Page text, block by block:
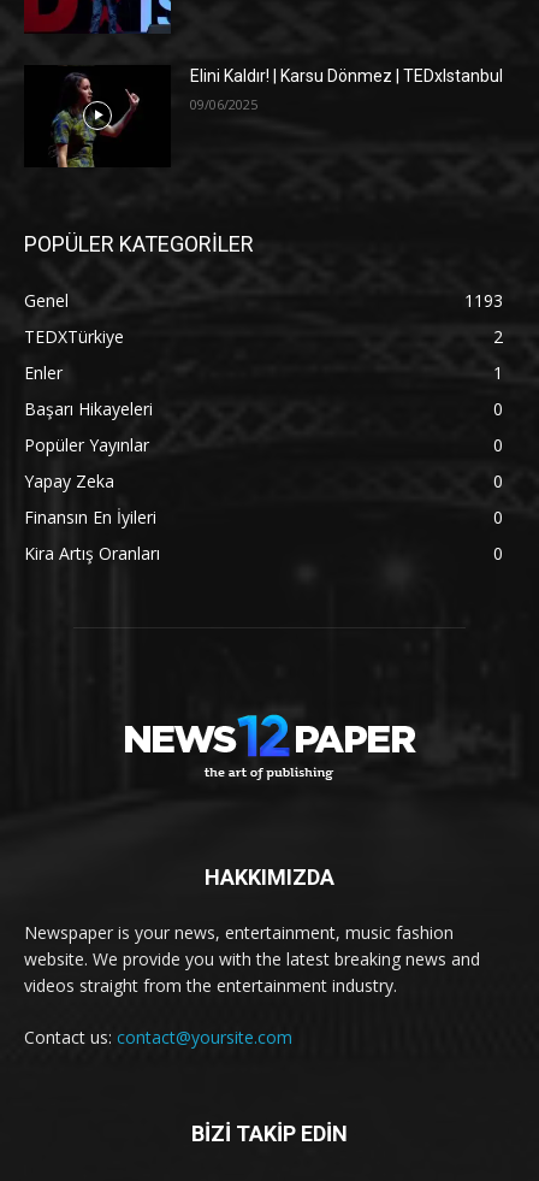
Elini Kaldır! | Karsu Dönmez | TEDxIstanbul
09/06/2025
POPÜLER KATEGORİLER
Genel
1193
TEDXTürkiye
2
Enler
1
Başarı Hikayeleri
0
Popüler Yayınlar
0
Yapay Zeka
0
Finansın En İyileri
0
Kira Artış Oranları
0
HAKKIMIZDA
Newspaper is your news, entertainment, music fashion
website. We provide you with the latest breaking news and
videos straight from the entertainment industry.
Contact us: contact@yoursite.com
BİZİ TAKİP EDİN